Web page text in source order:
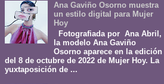
Ana Gaviño Osorno muestra
un estilo digital para Mujer
Hoy
Fotografiada por Ana Abril,
la modelo Ana Gaviño
Osorno aparece en la edición
del 8 de octubre de 2022 de Mujer Hoy. La
yuxtaposición de ...